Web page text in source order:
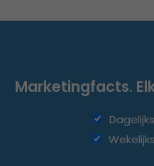
Marketingfacts.